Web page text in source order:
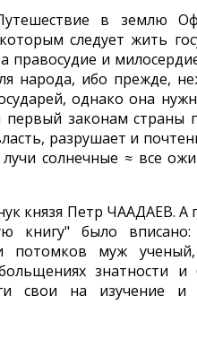
в землю
следует жить
правосудие и
народа, ибо прежде,
однако она
законам страны
разрушает и
солнечные ≈ все
князя Петр ЧААДАЕВ. А
книгу" было вписано:
потомков муж
знатности и
свои на изучение и